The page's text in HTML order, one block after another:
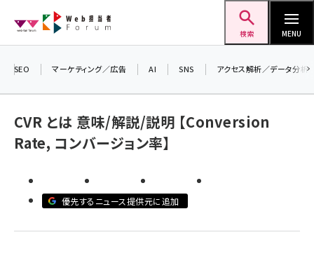
ン
検索 MENU
ai (2811)
youtube (2439)
note (2315)
SEO マーケティング／広告 AI SNS アクセス解析／データ分析
CVR とは 意味/解説/説明 【Conversion
Rate, コンバージョン率】
優先するニュース提供元に追加